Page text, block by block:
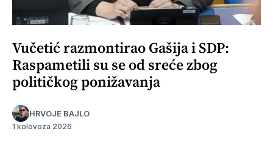
Vučetić razmontirao Gašija i SDP:
Raspametili su se od sreće zbog
političkog ponižavanja
HRVOJE BAJLO
1 kolovoza 2026